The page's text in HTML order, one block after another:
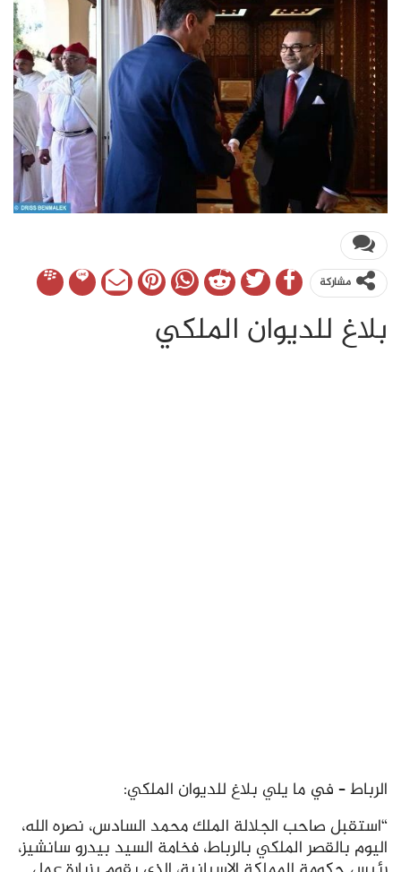
مشاركة
بلاغ للديوان الملكي
الرباط – في ما يلي بلاغ للديوان الملكي:
“استقبل صاحب الجلالة الملك محمد السادس، نصره الله،
اليوم بالقصر الملكي بالرباط، فخامة السيد بيدرو سانشيز،